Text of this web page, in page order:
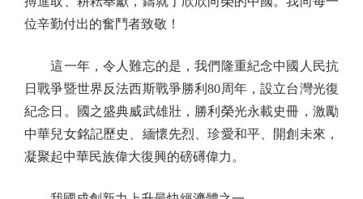
位辛勤付出的奮鬥者致敬！
這一年，令人難忘的是，我們隆重紀念中國人民抗
日戰爭暨世界反法西斯戰爭勝利80周年，設立台灣光復
紀念日。國之盛典威武雄壯，勝利榮光永載史冊，激勵
中華兒女銘記歷史、緬懷先烈、珍愛和平、開創未來，
凝聚起中華民族偉大復興的磅礡偉力。